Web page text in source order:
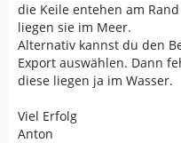
die Keile entehen am
liegen sie im Meer.
Alternativ kannst du den
Export auswählen. Dann
diese liegen ja im Wasser.
Viel Erfolg
Anton